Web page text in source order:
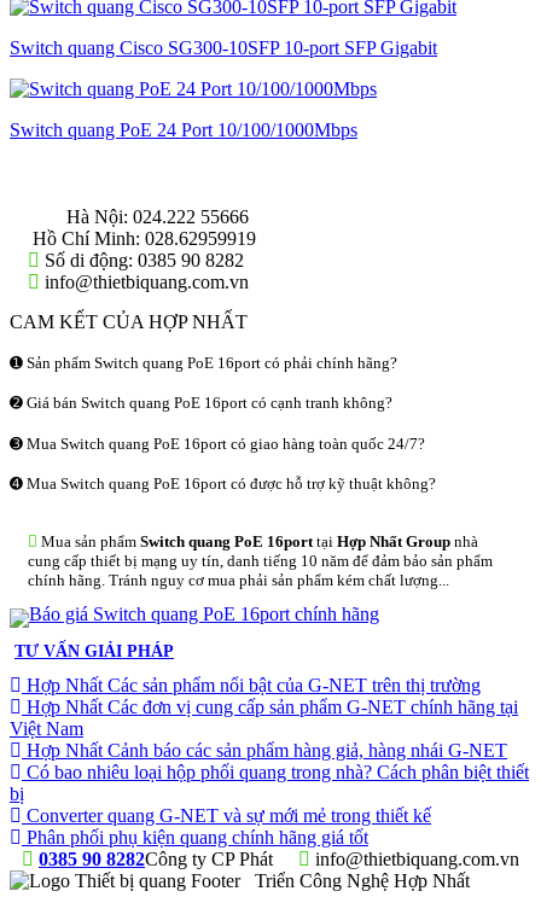
Switch quang Cisco SG300-10SFP 10-port SFP Gigabit
Switch quang PoE 24 Port 10/100/1000Mbps
Hà Nội: 024.222 55666
Hồ Chí Minh: 028.62959919
Số di động: 0385 90 8282
info@thietbiquang.com.vn
CAM KẾT CỦA HỢP NHẤT
➊ Sản phẩm Switch quang PoE 16port có phải chính hãng?
➋ Giá bán Switch quang PoE 16port có cạnh tranh không?
➌ Mua Switch quang PoE 16port có giao hàng toàn quốc 24/7?
➍ Mua Switch quang PoE 16port có được hỗ trợ kỹ thuật không?
Mua sản phẩm Switch quang PoE 16porttại Hợp Nhất Group nhà
cung cấp thiết bị mạng uy tín, danh tiếng 10 năm để đảm bảo sản phẩm
chính hãng. Tránh nguy cơ mua phải sản phẩm kém chất lượng...
TƯ VẤN GIẢI PHÁP
Hợp Nhất Các sản phẩm nổi bật của G-NET trên thị trường
Hợp Nhất Các đơn vị cung cấp sản phẩm G-NET chính hãng tại
Việt Nam
Hợp Nhất Cảnh báo các sản phẩm hàng giả, hàng nhái G-NET
Có bao nhiêu loại hộp phối quang trong nhà? Cách phân biệt thiết
bị
Converter quang G-NET và sự mới mẻ trong thiết kế
Phân phối phụ kiện quang chính hãng giá tốt
0385 90 8282
info@thietbiquang.com.vn
Công ty CP Phát
Triển Công Nghệ Hợp Nhất